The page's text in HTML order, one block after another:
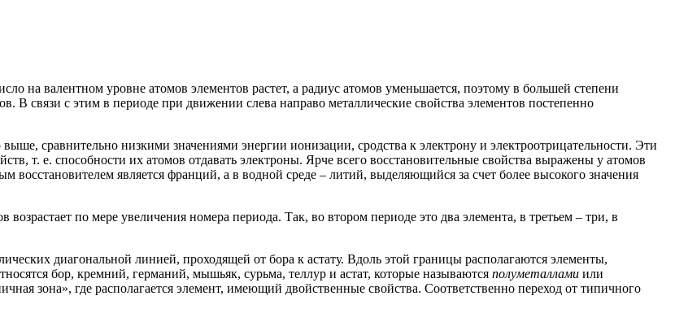
на валентном уровне атомов элементов растет, а радиус атомов уменьшается, поэтому в большей степени
В связи с этим в периоде при движении слева направо металлические свойства элементов постепенно
сравнительно низкими значениями энергии ионизации, сродства к электрону и электроотрицательности. Эти
т. е. способности их атомов отдавать электроны. Ярче всего восстановительные свойства выражены у атомов
восстановителем является франций, а в водной среде – литий, выделяющийся за счет более высокого значения
по мере увеличения номера периода. Так, во втором периоде это два элемента, в третьем – три, в
диагональной линией, проходящей от бора к астату. Вдоль этой границы располагаются элементы,
бор, кремний, германий, мышьяк, сурьма, теллур и астат, которые называются полуметаллами или
зона», где располагается элемент, имеющий двойственные свойства. Соответственно переход от типичного